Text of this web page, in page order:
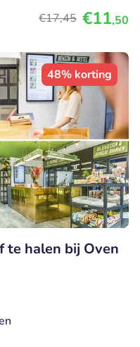
€17,45 €11,50
48% korting
te halen bij Oven